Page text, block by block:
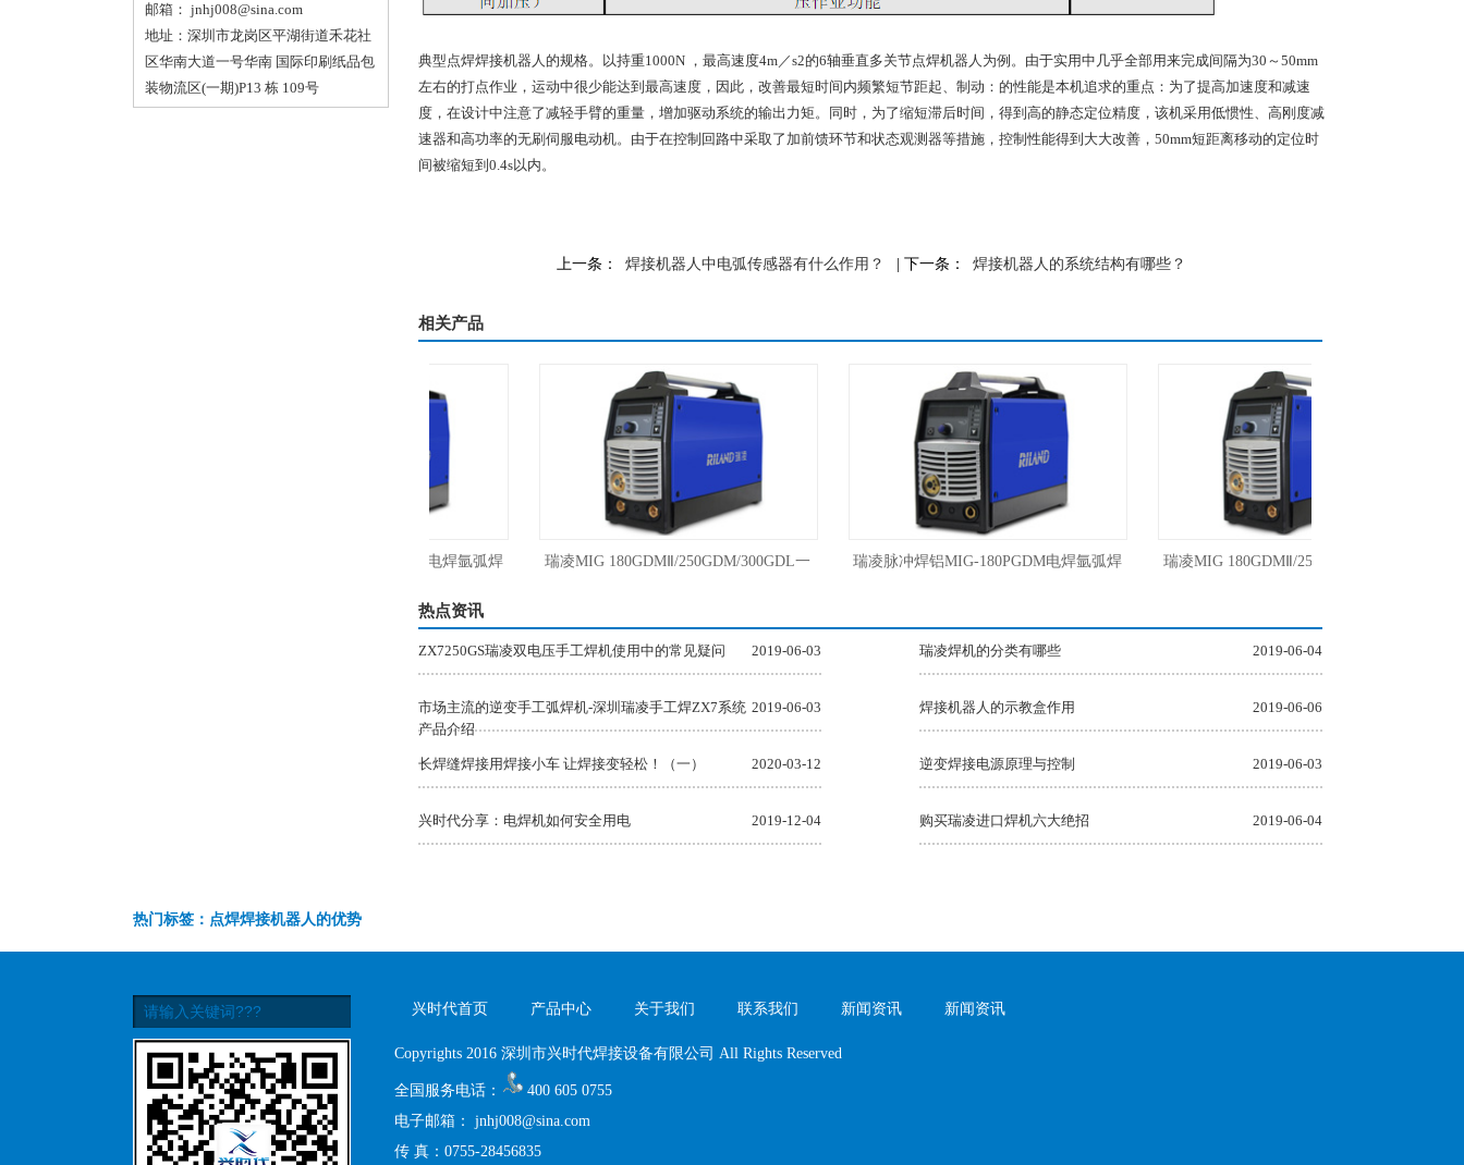
邮箱： jnhj008@sina.com
地址：深圳市龙岗区平湖街道禾花社
区华南大道一号华南 国际印刷纸品包
装物流区(一期)P13 栋 109号
典型点焊焊接机器人的规格。以持重1000N ，最高速度4m／s2的6轴垂直多关节点焊机器人为例。由于实用中几乎全部用来完成间隔为30～50mm
左右的打点作业，运动中很少能达到最高速度，因此，改善最短时间内频繁短节距起、制动：的性能是本机追求的重点：为了提高加速度和减速
度，在设计中注意了减轻手臂的重量，增加驱动系统的输出力矩。同时，为了缩短滞后时间，得到高的静态定位精度，该机采用低惯性、高刚度减
速器和高功率的无刷伺服电动机。由于在控制回路中采取了加前馈环节和状态观测器等措施，控制性能得到大大改善，50mm短距离移动的定位时
间被缩短到0.4s以内。
上一条： 焊接机器人中电弧传感器有什么作用？ | 下一条： 焊接机器人的系统结构有哪些？
相关产品
瑞凌脉冲焊铝MIG-180PGDM电焊氩弧焊
气保焊三用焊机220V
瑞凌MIG 180GDMⅡ/250GDM/300GDL一 瑞凌脉冲焊铝MIG-180PGDM电焊氩弧焊 瑞凌MIG 180GDMⅡ/250GDM/300GDL一
热点资讯
2019-06-03
ZX7250GS瑞凌双电压手工焊机使用中的常见疑问 2019-06-04
瑞凌焊机的分类有哪些
2019-06-03
市场主流的逆变手工弧焊机-深圳瑞凌手工焊ZX7系统
产品介绍
2019-06-06
焊接机器人的示教盒作用
2020-03-12
长焊缝焊接用焊接小车 让焊接变轻松！（一） 2019-06-03
逆变焊接电源原理与控制
2019-12-04
兴时代分享：电焊机如何安全用电 2019-06-04
购买瑞凌进口焊机六大绝招
热门标签：点焊焊接机器人的优势
兴时代首页 产品中心 关于我们 联系我们 新闻资讯 新闻资讯
Copyrights 2016 深圳市兴时代焊接设备有限公司 All Rights Reserved
全国服务电话：
400 605 0755
电子邮箱： jnhj008@sina.com
传 真：0755-28456835